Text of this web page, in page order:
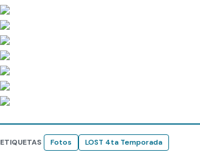
ETIQUETAS Fotos LOST 4ta Temporada